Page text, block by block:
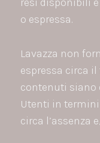
o espressa.
Lavazza non
espressa circa
contenuti siano
Utenti in
circa l’assenza